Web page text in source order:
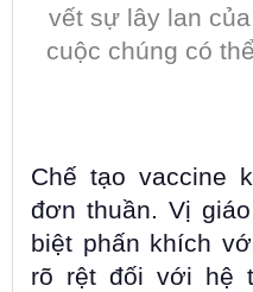
vết sự lây lan
cuộc chúng có
Chế tạo vaccine
đơn thuần. Vị
biệt phấn khích
rõ rệt đối với hệ